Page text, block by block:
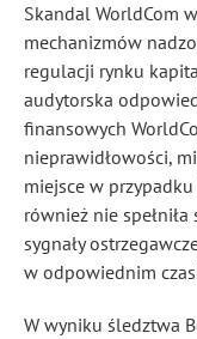
Skandal WorldCom
mechanizmów
regulacji rynku
audytorska
finansowych
nieprawidłowości,
miejsce w
również nie
sygnały
w odpowiednim
W wyniku śledztwa